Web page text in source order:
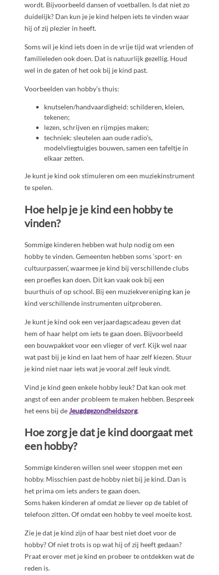
wordt. Bijvoorbeeld dansen of voetballen. Is dat niet zo
duidelijk? Dan kun je je kind helpen iets te vinden waar
hij of zij plezier in heeft.
Soms wil je kind iets doen in de vrije tijd wat vrienden of
familieleden ook doen. Dat is natuurlijk gezellig. Houd
wel in de gaten of het ook bij je kind past.
Voorbeelden van hobby’s thuis:
knutselen/handvaardigheid: schilderen, kleien,
tekenen;
lezen, schrijven en rijmpjes maken;
techniek: sleutelen aan oude radio’s,
modelvliegtuigjes bouwen, samen een tafeltje in
elkaar zetten.
Je kunt je kind ook stimuleren om een muziekinstrument
te spelen.
Hoe help je je kind een hobby te
vinden?
Sommige kinderen hebben wat hulp nodig om een
hobby te vinden. Gemeenten hebben soms ‘sport- en
cultuurpassen’, waarmee je kind bij verschillende clubs
een proefles kan doen. Dit kan vaak ook bij een
buurthuis of op school. Bij een muziekvereniging kan je
kind verschillende instrumenten uitproberen.
Je kunt je kind ook een verjaardagscadeau geven dat
hem of haar helpt om iets te gaan doen. Bijvoorbeeld
een bouwpakket voor een vlieger of verf. Kijk wel naar
wat past bij je kind en laat hem of haar zelf kiezen. Stuur
je kind niet naar iets wat je vooral zelf leuk vindt.
Vind je kind geen enkele hobby leuk? Dat kan ook met
angst of een ander probleem te maken hebben. Bespreek
het eens bij deJeugdgezondheidszorg.
Hoe zorg je dat je kind doorgaat met
een hobby?
Sommige kinderen willen snel weer stoppen met een
hobby. Misschien past de hobby niet bij je kind. Dan is
het prima om iets anders te gaan doen.
Soms haken kinderen af omdat ze liever op de tablet of
telefoon zitten. Of omdat een hobby te veel moeite kost.
Zie je dat je kind zijn of haar best niet doet voor de
hobby? Of niet trots is op wat hij of zij heeft gedaan?
Praat erover met je kind en probeer te ontdekken wat de
reden is.